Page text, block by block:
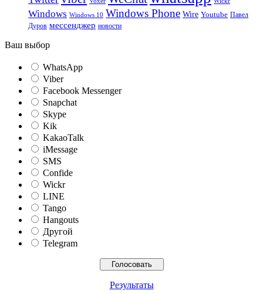
Windows Windows 10 Windows Phone Wire Youtube Павел
Дуров мессенджер новости
Ваш выбор
WhatsApp
Viber
Facebook Messenger
Snapchat
Skype
Kik
KakaoTalk
iMessage
SMS
Confide
Wickr
LINE
Tango
Hangouts
Другой
Telegram
Результаты